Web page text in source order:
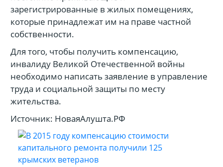
зарегистрированные в жилых помещениях,
которые принадлежат им на праве частной
собственности.
Для того, чтобы получить компенсацию,
инвалиду Великой Отечественной войны
необходимо написать заявление в управление
труда и социальной защиты по месту
жительства.
Источник: НоваяАлушта.РФ